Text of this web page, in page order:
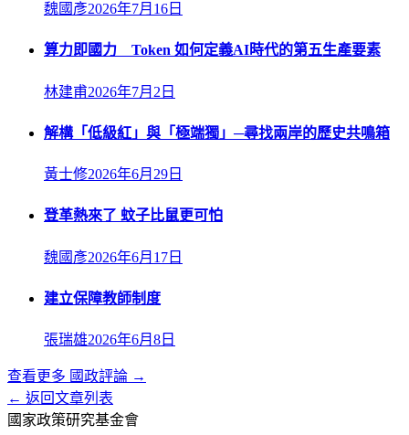
魏國彥2026年7月16日
算力即國力 Token 如何定義AI時代的第五生產要素
林建甫2026年7月2日
解構「低級紅」與「極端獨」─尋找兩岸的歷史共鳴箱
黃士修2026年6月29日
登革熱來了 蚊子比鼠更可怕
魏國彥2026年6月17日
建立保障教師制度
張瑞雄2026年6月8日
查看更多 國政評論 →
← 返回文章列表
國家政策研究基金會